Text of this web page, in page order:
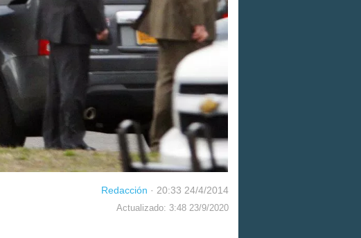
Redacción · 20:33 24/4/2014
Actualizado: 3:48 23/9/2020